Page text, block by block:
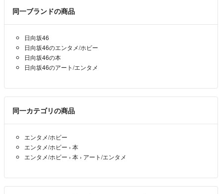
同一ブランドの商品
日向坂46
日向坂46のエンタメ/ホビー
日向坂46の本
日向坂46のアート/エンタメ
同一カテゴリの商品
エンタメ/ホビー
エンタメ/ホビー › 本
エンタメ/ホビー › 本 › アート/エンタメ